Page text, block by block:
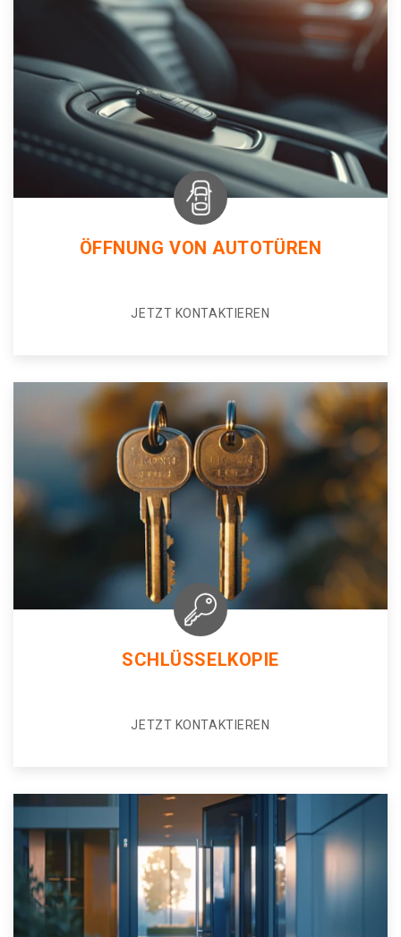
ÖFFNUNG VON AUTOTÜREN
JETZT KONTAKTIEREN
SCHLÜSSELKOPIE
JETZT KONTAKTIEREN